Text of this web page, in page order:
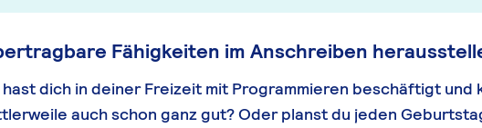
Fähigkeiten im Anschreiben
hast dich in deiner Freizeit mit Programmieren beschäftigt und
auch schon ganz gut? Oder planst du jeden